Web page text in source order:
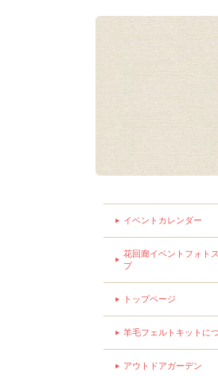
イベントカレンダー
花回廊イベントフォト
プ
トップページ
羊毛フェルトキットに
アウトドアガーデン